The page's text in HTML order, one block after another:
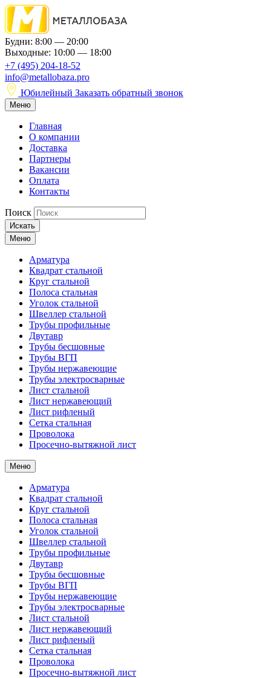
Будни: 8:00 — 20:00
Выходные: 10:00 — 18:00
+7 (495) 204-18-52
info@metallobaza.pro
Юбилейный Заказать обратный звонок
Меню
Главная
О компании
Доставка
Партнеры
Вакансии
Оплата
Контакты
Поиск
Искать
Меню
Арматура
Квадрат стальной
Круг стальной
Полоса стальная
Уголок стальной
Швеллер стальной
Трубы профильные
Двутавр
Трубы бесшовные
Трубы ВГП
Трубы нержавеющие
Трубы электросварные
Лист стальной
Лист нержавеющий
Лист рифленый
Сетка стальная
Проволока
Просечно-вытяжной лист
Меню
Арматура
Квадрат стальной
Круг стальной
Полоса стальная
Уголок стальной
Швеллер стальной
Трубы профильные
Двутавр
Трубы бесшовные
Трубы ВГП
Трубы нержавеющие
Трубы электросварные
Лист стальной
Лист нержавеющий
Лист рифленый
Сетка стальная
Проволока
Просечно-вытяжной лист